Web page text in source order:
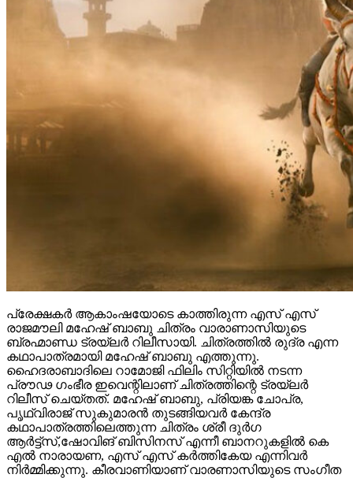
പ്രേക്ഷകർ ആകാംഷയോടെ കാത്തിരുന്ന എസ് എസ്
രാജമൗലി മഹേഷ് ബാബു ചിത്രം വാരാണാസിയുടെ
ബ്രഹ്മാണ്ഡ ട്രയ്ലർ റിലീസായി. ചിത്രത്തിൽ രുദ്ര എന്ന
കഥാപാത്രമായി മഹേഷ് ബാബു എത്തുന്നു.
ഹൈദരാബാദിലെ റാമോജി ഫിലിം സിറ്റിയിൽ നടന്ന
പ്രൗഢ ഗംഭീര ഇവെന്റിലാണ് ചിത്രത്തിന്റെ ട്രയ്ലർ
റിലീസ് ചെയ്തത്. മഹേഷ് ബാബു, പ്രിയങ്ക ചോപ്ര,
പൃഥ്വിരാജ് സുകുമാരൻ തുടങ്ങിയവർ കേന്ദ്ര
കഥാപാത്രത്തിലെത്തുന്ന ചിത്രം ശ്രീ ദുർഗ
ആർട്ട്സ്,ഷോവിങ് ബിസിനസ് എന്നീ ബാനറുകളിൽ കെ
എൽ നാരായണ, എസ് എസ് കർത്തികേയ എന്നിവർ
നിർമ്മിക്കുന്നു. കീരവാണിയാണ് വാരണാസിയുടെ സംഗീത